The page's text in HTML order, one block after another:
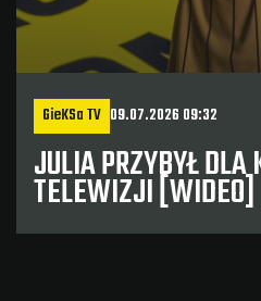
GieKSa TV 09.07.2026 09:32
JULIA PRZYBYŁ DLA
TELEWIZJI [WIDEO]